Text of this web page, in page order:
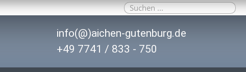
info(@)aichen-gutenburg.de
+49 7741 / 833 - 750